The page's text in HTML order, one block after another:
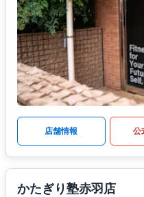
店舗情報 公
かたぎり塾赤羽店